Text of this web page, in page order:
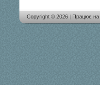
Copyright © 2026 | Працює на